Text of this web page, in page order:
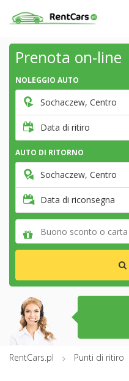
Prenota on-line
NOLEGGIO AUTO
Sochaczew, Centro
Data di ritiro
AUTO DI RITORNO
Sochaczew, Centro
Data di riconsegna
RentCars.pl Punti di ritiro